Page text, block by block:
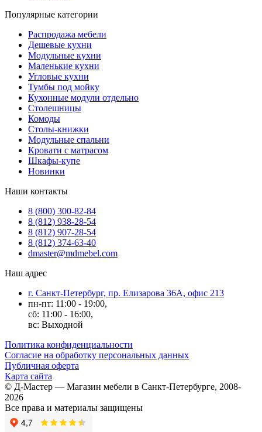
Популярные категории
Распродажа мебели
Дешевые кухни
Модульные кухни
Маленькие кухни
Угловые кухни
Тумбы под мойку
Кухонные модули отдельно
Столешницы
Комоды
Столы-книжки
Модульные спальни
Кровати с матрасом
Шкафы-купе
Новинки
Наши контакты
8 (800) 300-82-84
8 (812) 938-28-54
8 (812) 907-28-54
8 (812) 374-63-40
dmaster@mdmebel.com
Наш адрес
г. Санкт-Петербург, пр. Елизарова 36А, офис 213
пн-пт: 11:00 - 19:00,
сб: 11:00 - 16:00,
вс: Выходной
Политика конфиденциальности
Согласие на обработку персональных данных
Публичная оферта
Карта сайта
© Д-Мастер — Магазин мебели в Санкт-Петербурге, 2008-
2026
Все права и материалы защищены